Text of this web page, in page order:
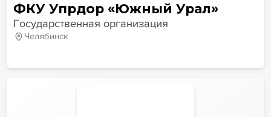
ФКУ Упрдор «Южный Урал»
Государственная организация
Челябинск